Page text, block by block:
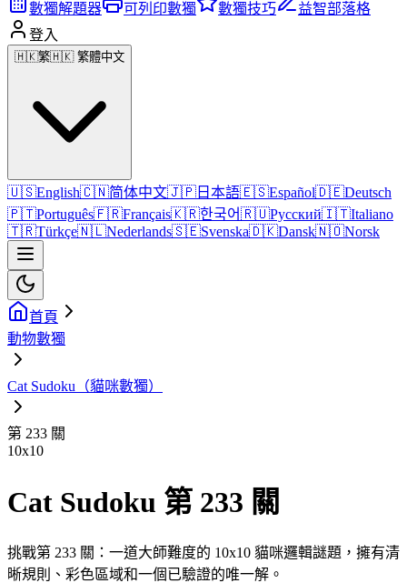
數獨解題器 可列印數獨 數獨技巧
益智部落格
登入
🇭🇰繁🇭🇰 繁體中文
🇺🇸English🇨🇳简体中文🇯🇵 日本語🇪🇸Español🇩🇪Deutsch
🇵🇹Português🇫🇷Français🇰🇷한국어🇷🇺Русский🇮🇹Italiano
🇹🇷Türkçe🇳🇱Nederlands🇸🇪Svenska🇩🇰Dansk🇳🇴Norsk
首頁
動物數獨
Cat Sudoku（貓咪數獨）
第 233 關
10x10
Cat Sudoku 第 233 關
挑戰第 233 關：一道大師難度的 10x10 貓咪邏輯謎題，擁有清
晰規則、彩色區域和一個已驗證的唯一解。